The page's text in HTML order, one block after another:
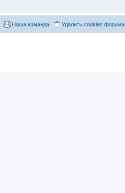
Удалить cookies форума
Наша команда